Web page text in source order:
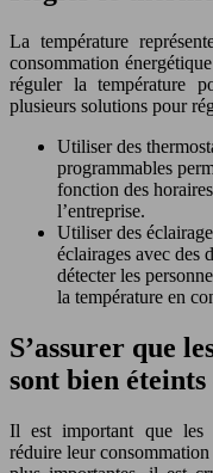
La température
consommation
réguler la température
plusieurs solutions pour
Utiliser des
programmables
fonction des
l’entreprise.
Utiliser des
éclairages avec des
détecter les
la température en
S’assurer que
sont bien
Il est important que les
réduire leur